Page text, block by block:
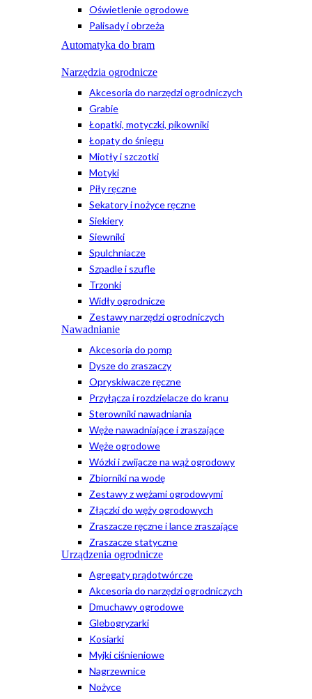
Oświetlenie ogrodowe
Palisady i obrzeża
Automatyka do bram
Narzędzia ogrodnicze
Akcesoria do narzędzi ogrodniczych
Grabie
Łopatki, motyczki, pikowniki
Łopaty do śniegu
Miotły i szczotki
Motyki
Piły ręczne
Sekatory i nożyce ręczne
Siekiery
Siewniki
Spulchniacze
Szpadle i szufle
Trzonki
Widły ogrodnicze
Zestawy narzędzi ogrodniczych
Nawadnianie
Akcesoria do pomp
Dysze do zraszaczy
Opryskiwacze ręczne
Przyłącza i rozdzielacze do kranu
Sterowniki nawadniania
Węże nawadniające i zraszające
Węże ogrodowe
Wózki i zwijacze na wąż ogrodowy
Zbiorniki na wodę
Zestawy z wężami ogrodowymi
Złączki do węży ogrodowych
Zraszacze ręczne i lance zraszające
Zraszacze statyczne
Urządzenia ogrodnicze
Agregaty prądotwórcze
Akcesoria do narzędzi ogrodniczych
Dmuchawy ogrodowe
Glebogryzarki
Kosiarki
Myjki ciśnieniowe
Nagrzewnice
Nożyce